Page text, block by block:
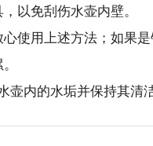
以免刮伤水壶内壁。
使用上述方法；如果
内的水垢并保持其清洁